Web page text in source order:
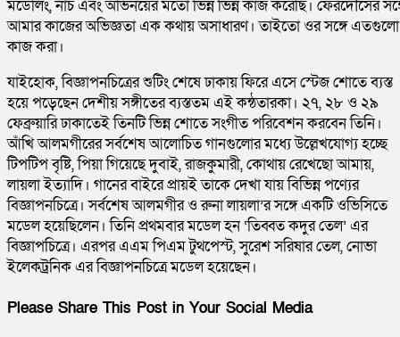
মডেলিং, নাচ এবং অভিনয়ের মতো ভিন্ন ভিন্ন কাজ করেছি। ফেরদৌসের
আমার কাজের অভিজ্ঞতা এক কথায় অসাধারণ। তাইতো ওর সঙ্গে এতগুলো
কাজ করা।
যাইহোক, বিজ্ঞাপনচিত্রের শুটিং শেষে ঢাকায় ফিরে এসে স্টেজ শোতে ব্যস্ত
হয়ে পড়েছেন দেশীয় সঙ্গীতের ব্যস্ততম এই কন্ঠতারকা। ২৭, ২৮ ও ২৯
ফেব্রুয়ারি ঢাকাতেই তিনটি ভিন্ন শোতে সংগীত পরিবেশন করবেন তিনি।
আঁখি আলমগীরের সর্বশেষ আলোচিত গানগুলোর মধ্যে উল্লেখযোগ্য হচ্ছে
টিপটিপ বৃষ্টি, পিয়া গিয়েছে দুবাই, রাজকুমারী, কোথায় রেখেছো আমায়,
লায়লা ইত্যাদি। গানের বাইরে প্রায়ই তাকে দেখা যায় বিভিন্ন পণ্যের
বিজ্ঞাপনচিত্রে। সর্বশেষ আলমগীর ও রুনা লায়লা’র সঙ্গে একটি ওভিসিতে
মডেল হয়েছিলেন। তিনি প্রথমবার মডেল হন ‘তিব্বত কদুর তেল’ এর
বিজ্ঞাপচিত্রে। এরপর এএম পিএম টুথপেস্ট, সুরেশ সরিষার তেল, নোভা
ইলেকট্রনিক এর বিজ্ঞাপনচিত্রে মডেল হয়েছেন।
Please Share This Post in Your Social Media